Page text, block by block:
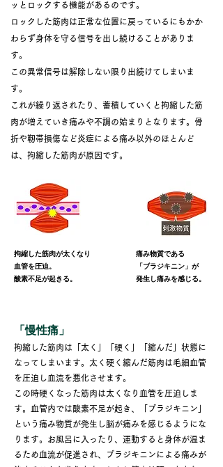
ッとロックする機能があるのです。
ロックした筋肉は正常な位置に戻っているにもかか
わらず身体を守る信号を出し続けることがありま
す。
この異常信号は解除しない限り出続けてしまいま
す。
これが繰り返されたり、蓄積していくと拘縮した筋
肉が増えていき痛みや不調の始まりとなります。 骨
折や靭帯損傷など炎症による痛み以外のほとんど
は、 拘縮した筋肉が原因です。
拘縮した筋肉が太くなり
血管を圧迫。
酸素不足が起きる。
痛み物質である
「ブラジキニン」が
発生し痛みを感じる。
「慢性痛」
拘縮した筋肉は「太く」「硬く」「縮んだ」状態に
なってしまいます。太く硬く縮んだ筋肉は毛細血管
を圧迫し血流を悪化させます。
この時硬くなった筋肉は太くなり血管を圧迫しま
す。血管内では酸素不足が起き、「ブラジキニン」
という痛み物質が発生し脳が痛みを感じるようにな
ります。お風呂に入ったり、運動すると身体が温ま
るため血流が促進され、ブラジキニンによる痛みが